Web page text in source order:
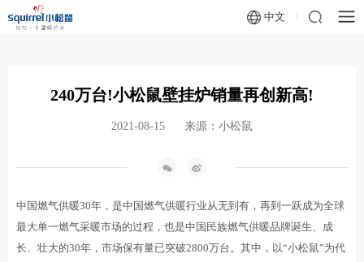
中文
240万台!小松鼠壁挂炉销量再创新高!
2021-08-15 来源：小松鼠
中国燃气供暖30年，是中国燃气供暖行业从无到有，再到一跃成为全球
最大单一燃气采暖市场的过程，也是中国民族燃气供暖品牌诞生、成
长、壮大的30年，市场保有量已突破2800万台。其中，以“小松鼠”为代